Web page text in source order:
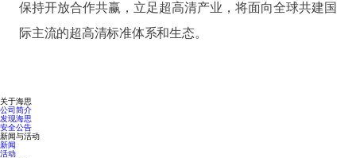
保持开放合作共赢，立足超高清产业，将面向全球共建国
际主流的超高清标准体系和生态。
关于海思
公司简介
发现海思
安全公告
新闻与活动
新闻
活动